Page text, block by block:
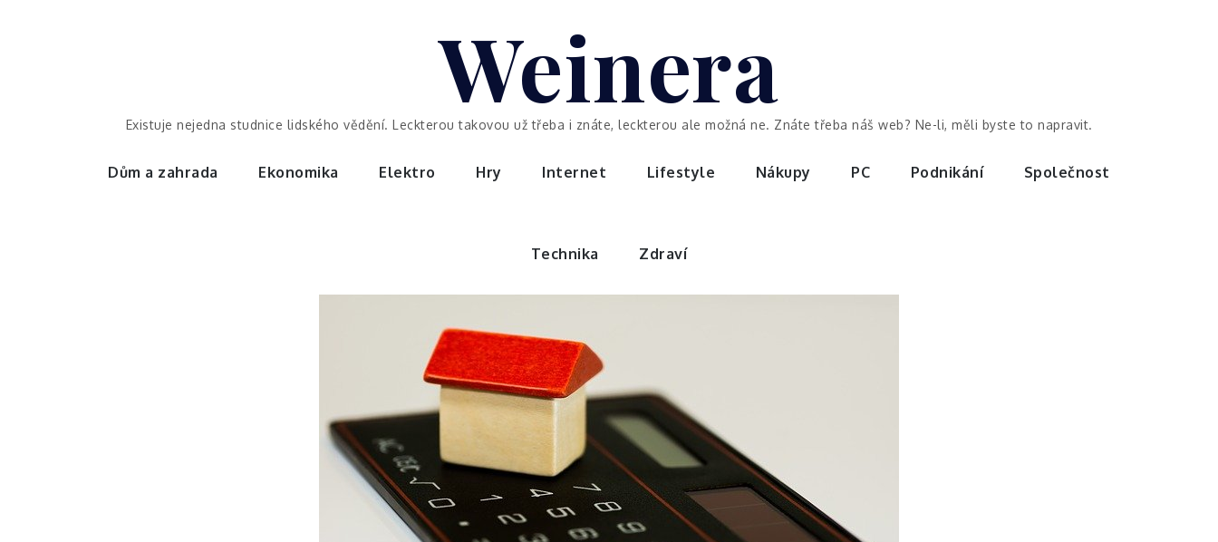
Weinera
Existuje nejedna studnice lidského vědění. Leckterou takovou už třeba i znáte, leckterou ale možná ne. Znáte třeba náš web? Ne-li, měli byste to napravit.
Dům a zahrada Ekonomika Elektro Hry Internet Lifestyle Nákupy PC Podnikání Společnost
Technika Zdraví